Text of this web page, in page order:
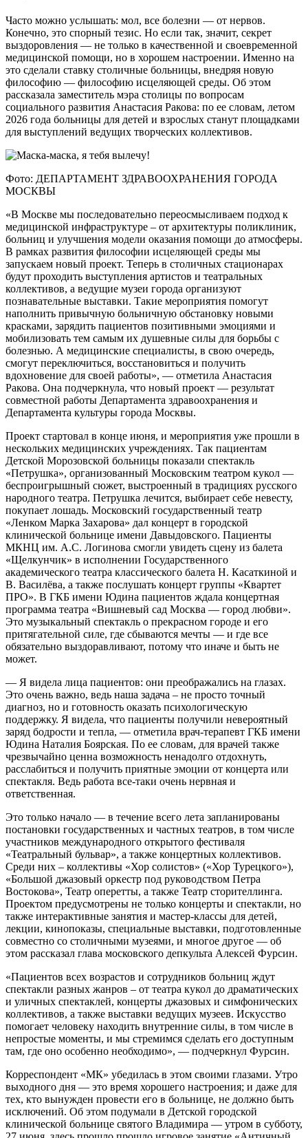
Часто можно услышать: мол, все болезни — от нервов.
Конечно, это спорный тезис. Но если так, значит, секрет
выздоровления — не только в качественной и своевременной
медицинской помощи, но в хорошем настроении. Именно на
это сделали ставку столичные больницы, внедряя новую
философию — философию исцеляющей среды. Об этом
рассказала заместитель мэра столицы по вопросам
социального развития Анастасия Ракова: по ее словам, летом
2026 года больницы для детей и взрослых станут площадками
для выступлений ведущих творческих коллективов.
Фото: ДЕПАРТАМЕНТ ЗДРАВООХРАНЕНИЯ ГОРОДА
МОСКВЫ
«В Москве мы последовательно переосмысливаем подход к
медицинской инфраструктуре – от архитектуры поликлиник,
больниц и улучшения модели оказания помощи до атмосферы.
В рамках развития философии исцеляющей среды мы
запускаем новый проект. Теперь в столичных стационарах
будут проходить выступления артистов и театральных
коллективов, а ведущие музеи города организуют
познавательные выставки. Такие мероприятия помогут
наполнить привычную больничную обстановку новыми
красками, зарядить пациентов позитивными эмоциями и
мобилизовать тем самым их душевные силы для борьбы с
болезнью. А медицинские специалисты, в свою очередь,
смогут переключиться, восстановиться и получить
вдохновение для своей работы», — отметила Анастасия
Ракова. Она подчеркнула, что новый проект — результат
совместной работы Департамента здравоохранения и
Департамента культуры города Москвы.
Проект стартовал в конце июня, и мероприятия уже прошли в
нескольких медицинских учреждениях. Так пациентам
Детской Морозовской больницы показали спектакль
«Петрушка», организованный Московским театром кукол —
беспроигрышный сюжет, выстроенный в традициях русского
народного театра. Петрушка лечится, выбирает себе невесту,
покупает лошадь. Московский государственный театр
«Ленком Марка Захарова» дал концерт в городской
клинической больнице имени Давыдовского. Пациенты
МКНЦ им. А.С. Логинова смогли увидеть сцену из балета
«Щелкунчик» в исполнении Государственного
академического театра классического балета Н. Касаткиной и
В. Василёва, а также послушать концерт группы «Квартет
ПРО». В ГКБ имени Юдина пациентов ждала концертная
программа театра «Вишневый сад Москва — город любви».
Это музыкальный спектакль о прекрасном городе и его
притягательной силе, где сбываются мечты — и где все
обязательно выздоравливают, потому что иначе и быть не
может.
— Я видела лица пациентов: они преображались на глазах.
Это очень важно, ведь наша задача – не просто точный
диагноз, но и готовность оказать психологическую
поддержку. Я видела, что пациенты получили невероятный
заряд бодрости и тепла, — отметила врач-терапевт ГКБ имени
Юдина Наталия Боярская. По ее словам, для врачей также
чрезвычайно ценна возможность ненадолго отдохнуть,
расслабиться и получить приятные эмоции от концерта или
спектакля. Ведь работа все-таки очень нервная и
ответственная.
Это только начало — в течение всего лета запланированы
постановки государственных и частных театров, в том числе
участников международного открытого фестиваля
«Театральный бульвар», а также концертных коллективов.
Среди них – коллективы «Хор солистов» («Хор Турецкого»),
«Большой джазовый оркестр под руководством Петра
Востокова», Театр оперетты, а также Театр сторителлинга.
Проектом предусмотрены не только концерты и спектакли, но
также интерактивные занятия и мастер-классы для детей,
лекции, кинопоказы, специальные выставки, подготовленные
совместно со столичными музеями, и многое другое — об
этом рассказал глава московского депкульта Алексей Фурсин.
«Пациентов всех возрастов и сотрудников больниц ждут
спектакли разных жанров – от театра кукол до драматических
и уличных спектаклей, концерты джазовых и симфонических
коллективов, а также выставки ведущих музеев. Искусство
помогает человеку находить внутренние силы, в том числе в
непростые моменты, и мы стремимся сделать его доступным
там, где оно особенно необходимо», — подчеркнул Фурсин.
Корреспондент «МК» убедилась в этом своими глазами. Утро
выходного дня — это время хорошего настроения; и даже для
тех, кто вынужден провести его в больнице, не должно быть
исключений. Об этом подумали в Детской городской
клинической больнице святого Владимира — утром в субботу,